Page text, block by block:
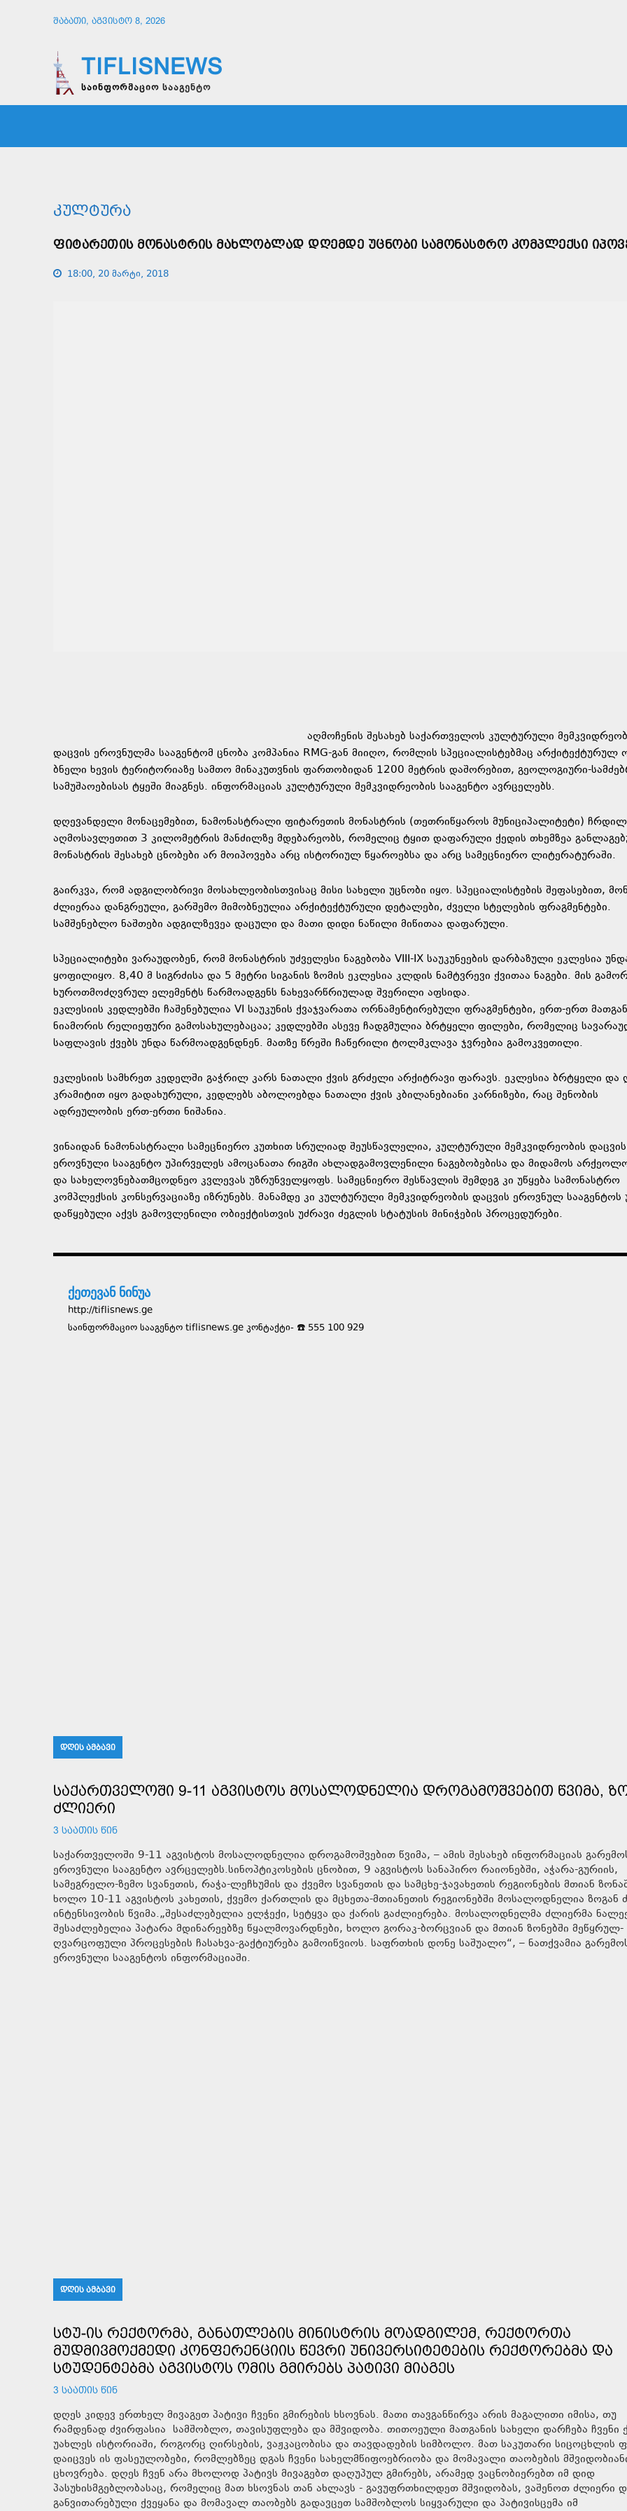
ᲨᲐᲑᲐᲗᲘ, ᲐᲒᲕᲘᲡᲢᲝ 8, 2026
TIFLISNEWS
საინფორმაციო სააგენტო
ᲙᲣᲚᲢᲣᲠᲐ
ᲤᲘᲢᲐᲠᲔᲗᲘᲡ ᲛᲝᲜᲐᲡᲢᲠᲘᲡ ᲛᲐᲮᲚᲝᲑᲚᲐᲓ ᲓᲦᲔᲛᲓᲔ ᲣᲪᲜᲝᲑᲘ ᲡᲐᲛᲝᲜᲐᲡᲢᲠᲝ ᲙᲝᲛᲞᲚᲔᲥᲡᲘ
18:00, 20 მარტი, 2018
აღმოჩენის შესახებ საქართველოს კულტურული
დაცვის ეროვნულმა სააგენტომ ცნობა კომპანია RMG-გან მიიღო, რომლის სპეციალისტებმაც არქიტექტურულ
ბნელი ხევის ტერიტორიაზე სამთო მინაკუთვნის ფართობიდან 1200 მეტრის დაშორებით, გეოლოგიური-
სამუშაოებისას ტყეში მიაგნეს. ინფორმაციას კულტურული მემკვიდრეობის სააგენტო ავრცელებს.
დღევანდელი მონაცემებით, ნამონასტრალი ფიტარეთის მონასტრის (თეთრიწყაროს მუნიციპალიტეტი)
აღმოსავლეთით 3 კილომეტრის მანძილზე მდებარეობს, რომელიც ტყით დაფარული ქედის თხემზეა
მონასტრის შესახებ ცნობები არ მოიპოვება არც ისტორიულ წყაროებსა და არც სამეცნიერო ლიტერატურაში.
გაირკვა, რომ ადგილობრივი მოსახლეობისთვისაც მისი სახელი უცნობი იყო. სპეციალისტების შეფასებით,
ძლიერაა დანგრეული, გარშემო მიმობნეულია არქიტექტურული დეტალები, ძველი სტელების ფრაგმენტები.
სამშენებლო ნაშთები ადგილზევეა დაცული და მათი დიდი ნაწილი მიწითაა დაფარული.
სპეციალიტები ვარაუდობენ, რომ მონასტრის უძველესი ნაგებობა VIII-IX საუკუნეების დარბაზული ეკლესია
ყოფილიყო. 8,40 მ სიგრძისა და 5 მეტრი სიგანის ზომის ეკლესია კლდის ნამტვრევი ქვითაა ნაგები. მის
ხუროთმოძღვრულ ელემენტს წარმოადგენს ნახევარწრიულად შვერილი აფსიდა.
ეკლესიის კედლებში ჩაშენებულია VI საუკუნის ქვაჯვარათა ორნამენტირებული ფრაგმენტები, ერთ-ერთ
ნიამორის რელიეფური გამოსახულებაცაა; კედლებში ასევე ჩადგმულია ბრტყელი ფილები, რომელიც
საფლავის ქვებს უნდა წარმოადგენდნენ. მათზე წრეში ჩაწერილი ტოლმკლავა ჯვრებია გამოკვეთილი.
ეკლესიის სამხრეთ კედელში გაჭრილ კარს ნათალი ქვის გრძელი არქიტრავი ფარავს. ეკლესია ბრტყელი და
კრამიტით იყო გადახურული, კედლებს აბოლოებდა ნათალი ქვის კბილანებიანი კარნიზები, რაც შენობის
ადრეულობის ერთ-ერთი ნიშანია.
ვინაიდან ნამონასტრალი სამეცნიერო კუთხით სრულიად შეუსწავლელია, კულტურული მემკვიდრეობის დაცვის
ეროვნული სააგენტო უპირველეს ამოცანათა რიგში ახლადგამოვლენილი ნაგებობებისა და მიდამოს
და სახელოვნებათმცოდნეო კვლევას უზრუნველყოფს. სამეცნიერო შესწავლის შემდეგ კი უწყება სამონასტრო
კომპლექსის კონსერვაციაზე იზრუნებს. მანამდე კი კულტურული მემკვიდრეობის დაცვის ეროვნულ სააგენტოს
დაწყებული აქვს გამოვლენილი ობიექტისთვის უძრავი ძეგლის სტატუსის მინიჭების პროცედურები.
ქეთევან ნინუა
http://tiflisnews.ge
საინფორმაციო სააგენტო tiflisnews.ge კონტაქტი- ☎️ 555 100 929
ᲓᲦᲘᲡ ᲐᲛᲑᲐᲕᲘ
ᲡᲐᲥᲐᲠᲗᲕᲔᲚᲝᲨᲘ 9-11 ᲐᲒᲕᲘᲡᲢᲝᲡ ᲛᲝᲡᲐᲚᲝᲓᲜᲔᲚᲘᲐ ᲓᲠᲝᲒᲐᲛᲝᲨᲕᲔᲑᲘᲗ ᲬᲕᲘᲛᲐ,
ᲫᲚᲘᲔᲠᲘ
3 ᲡᲐᲐᲗᲘᲡ ᲬᲘᲜ
საქართველოში 9-11 აგვისტოს მოსალოდნელია დროგამოშვებით წვიმა, – ამის შესახებ ინფორმაციას
ეროვნული სააგენტო ავრცელებს.სინოპტიკოსების ცნობით, 9 აგვისტოს სანაპირო რაიონებში, აჭარა-გურიის,
სამეგრელო-ზემო სვანეთის, რაჭა-ლეჩხუმის და ქვემო სვანეთის და სამცხე-ჯავახეთის რეგიონების მთიან
ხოლო 10-11 აგვისტოს კახეთის, ქვემო ქართლის და მცხეთა-მთიანეთის რეგიონებში მოსალოდნელია ზოგან
ინტენსივობის წვიმა.„შესაძლებელია ელჭექი, სეტყვა და ქარის გაძლიერება. მოსალოდნელმა ძლიერმა
შესაძლებელია პატარა მდინარეებზე წყალმოვარდნები, ხოლო გორაკ-ბორცვიან და მთიან ზონებში მეწყრულ-
ღვარცოფული პროცესების ჩასახვა-გაქტიურება გამოიწვიოს. საფრთხის დონე საშუალო“, – ნათქვამია
ეროვნული სააგენტოს ინფორმაციაში.
ᲓᲦᲘᲡ ᲐᲛᲑᲐᲕᲘ
ᲡᲢᲣ-ᲘᲡ ᲠᲔᲥᲢᲝᲠᲛᲐ, ᲒᲐᲜᲐᲗᲚᲔᲑᲘᲡ ᲛᲘᲜᲘᲡᲢᲠᲘᲡ ᲛᲝᲐᲓᲒᲘᲚᲔᲛ, ᲠᲔᲥᲢᲝᲠᲗᲐ
ᲛᲣᲓᲛᲘᲕᲛᲝᲥᲛᲔᲓᲘ ᲙᲝᲜᲤᲔᲠᲔᲜᲪᲘᲘᲡ ᲬᲔᲕᲠᲘ ᲣᲜᲘᲕᲔᲠᲡᲘᲢᲔᲢᲔᲑᲘᲡ ᲠᲔᲥᲢᲝᲠᲔᲑᲛᲐ ᲓᲐ
ᲡᲢᲣᲓᲔᲜᲢᲔᲑᲛᲐ ᲐᲒᲕᲘᲡᲢᲝᲡ ᲝᲛᲘᲡ ᲒᲛᲘᲠᲔᲑᲡ ᲞᲐᲢᲘᲕᲘ ᲛᲘᲐᲒᲔᲡ
3 ᲡᲐᲐᲗᲘᲡ ᲬᲘᲜ
დღეს კიდევ ერთხელ მივაგეთ პატივი ჩვენი გმირების ხსოვნას. მათი თავგანწირვა არის მაგალითი იმისა, თუ
რამდენად ძვირფასია სამშობლო, თავისუფლება და მშვიდობა. თითოეული მათგანის სახელი დარჩება ჩვენი
უახლეს ისტორიაში, როგორც ღირსების, ვაჟკაცობისა და თავდადების სიმბოლო. მათ საკუთარი სიცოცხლის
დაიცვეს ის ფასეულობები, რომლებზეც დგას ჩვენი სახელმწიფოებრიობა და მომავალი თაობების
ცხოვრება. დღეს ჩვენ არა მხოლოდ პატივს მივაგებთ დაღუპულ გმირებს, არამედ ვაცნობიერებთ იმ დიდ
პასუხისმგებლობასაც, რომელიც მათ ხსოვნას თან ახლავს - გავუფრთხილდეთ მშვიდობას, ვაშენოთ ძლიერი
განვითარებული ქვეყანა და მომავალ თაობებს გადავცეთ სამშობლოს სიყვარული და პატივისცემა იმ